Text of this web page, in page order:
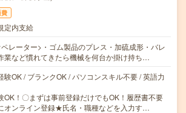
定内支給
レーター>・ゴム製品のプレス・加硫成形・バレ
業など慣れてきたら機械を何台か掛け持ち…
験OK / ブランクOK / パソコンスキル不要 / 英語力
！〇まずは事前登録だけでもOK！履歴書不要
オンライン登録★氏名・職種などを入力す…